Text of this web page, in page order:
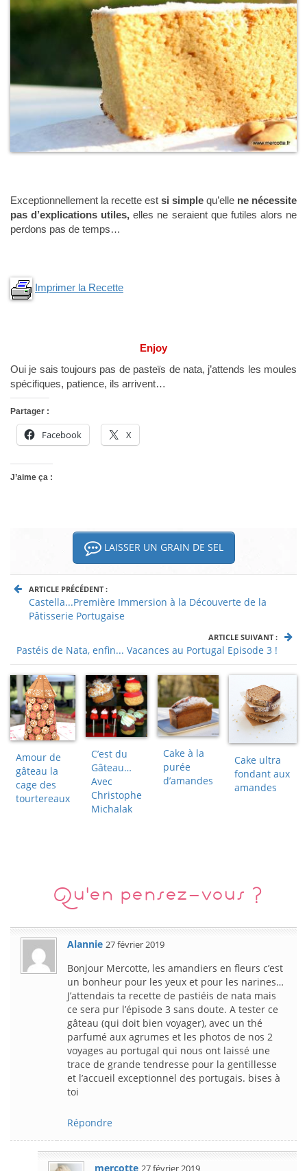
Exceptionnellement la recette est si simple qu’elle ne nécessite
pas d’explications utiles, elles ne seraient que futiles alors ne
perdons pas de temps…
Imprimer la Recette
Enjoy
Oui je sais toujours pas de pasteïs de nata, j’attends les moules
spécifiques, patience, ils arrivent…
Partager :
Facebook X
J’aime ça :
LAISSER UN GRAIN DE SEL
ARTICLE PRÉCÉDENT :
Castella...Première Immersion à la Découverte de la
Pâtisserie Portugaise
ARTICLE SUIVANT :
Pastéis de Nata, enfin... Vacances au Portugal Episode 3 !
Amour de
gâteau la
cage des
tourtereaux
C’est du
Gâteau…
Avec
Christophe
Michalak
Cake à la
purée
d’amandes
Cake ultra
fondant aux
amandes
Qu'en pensez-vous ?
Alannie 27 février 2019
Bonjour Mercotte, les amandiers en fleurs c’est
un bonheur pour les yeux et pour les narines…
J’attendais ta recette de pastiéis de nata mais
ce sera pur l’épisode 3 sans doute. A tester ce
gâteau (qui doit bien voyager), avec un thé
parfumé aux agrumes et les photos de nos 2
voyages au portugal qui nous ont laissé une
trace de grande tendresse pour la gentillesse
et l’accueil exceptionnel des portugais. bises à
toi
Répondre
mercotte 27 février 2019